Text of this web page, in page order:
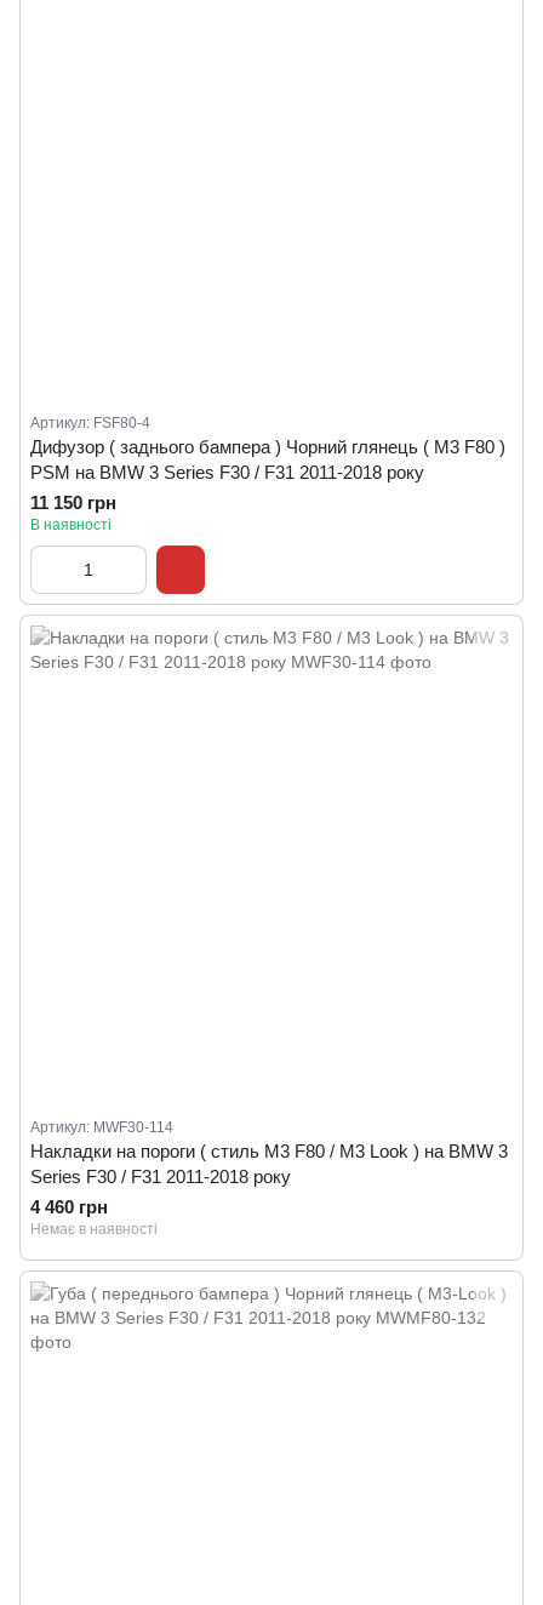
Артикул: FSF80-4
Дифузор ( заднього бампера ) Чорний глянець ( M3 F80 )
PSM на BMW 3 Series F30 / F31 2011-2018 року
11 150 грн
В наявності
Артикул: MWF30-114
Накладки на пороги ( стиль M3 F80 / M3 Look ) на BMW 3
Series F30 / F31 2011-2018 року
4 460 грн
Немає в наявності